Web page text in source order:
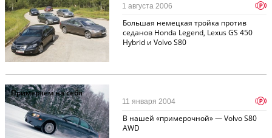
Большая немецкая тройка против
седанов Honda Legend, Lexus GS 450
Hybrid и Volvo S80
1 августа 2006 p
Примеряем на себя
В нашей «примерочной» — Volvo S80
AWD
11 января 2004 p